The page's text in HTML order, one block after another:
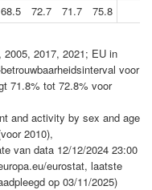
68.5 72.7 71.7
75.8
2017, 2021; EU in
voor
71.8% tot 72.8% voor
and activity by sex and age
2010),
van data 12/12/2024 23:00
eurostat, laatste
op 03/11/2025)